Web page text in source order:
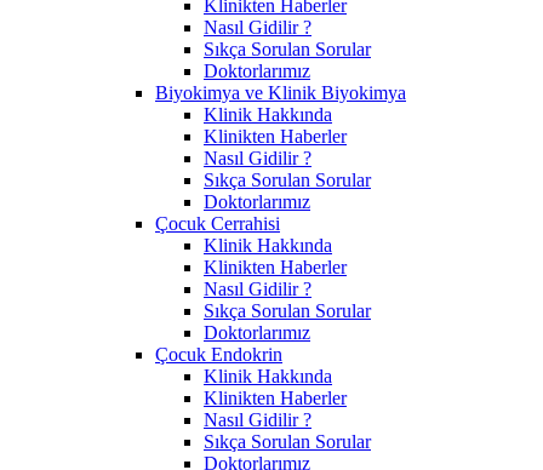
Klinikten Haberler
Nasıl Gidilir ?
Sıkça Sorulan Sorular
Doktorlarımız
Biyokimya ve Klinik Biyokimya
Klinik Hakkında
Klinikten Haberler
Nasıl Gidilir ?
Sıkça Sorulan Sorular
Doktorlarımız
Çocuk Cerrahisi
Klinik Hakkında
Klinikten Haberler
Nasıl Gidilir ?
Sıkça Sorulan Sorular
Doktorlarımız
Çocuk Endokrin
Klinik Hakkında
Klinikten Haberler
Nasıl Gidilir ?
Sıkça Sorulan Sorular
Doktorlarımız